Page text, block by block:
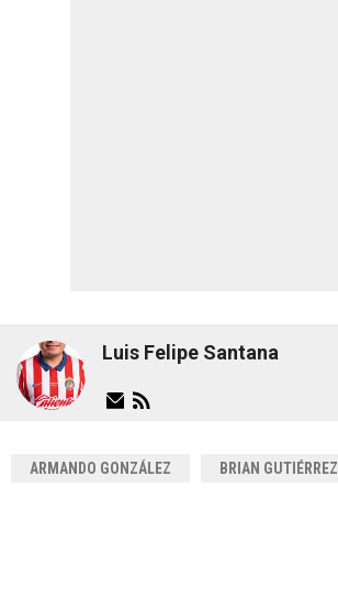
Luis Felipe Santana
ARMANDO GONZÁLEZ BRIAN GUTIÉRREZ